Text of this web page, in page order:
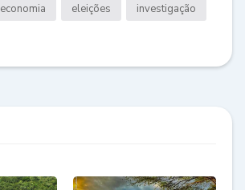
economia eleições investigação